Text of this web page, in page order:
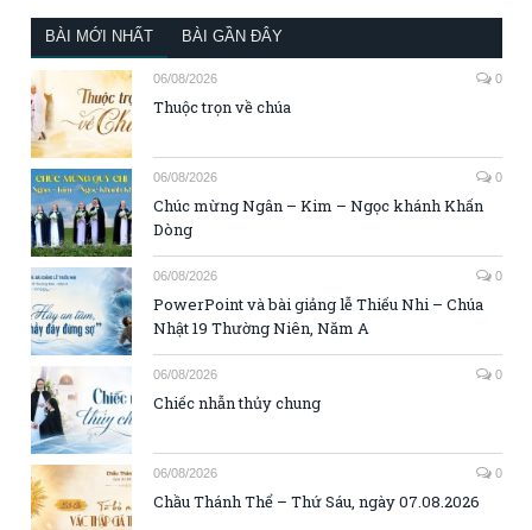
BÀI MỚI NHẤT BÀI GẦN ĐÂY
06/08/2026 0
Thuộc trọn về chúa
06/08/2026 0
Chúc mừng Ngân – Kim – Ngọc khánh Khấn
Dòng
06/08/2026 0
PowerPoint và bài giảng lễ Thiếu Nhi – Chúa
Nhật 19 Thường Niên, Năm A
06/08/2026 0
Chiếc nhẫn thủy chung
06/08/2026 0
Chầu Thánh Thể – Thứ Sáu, ngày 07.08.2026